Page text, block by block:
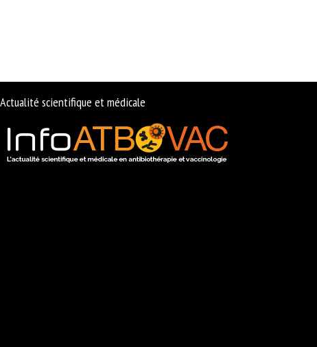
Actualité scientifique et médicale